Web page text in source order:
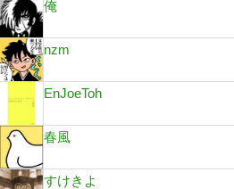
俺
nzm
EnJoeToh
春風
すけきよ